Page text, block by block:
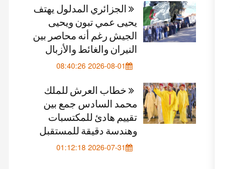
الجزائري المدلول يهتف
يحيى عمي تبون ويحيى
الجيش رغم أنه محاصر بين
النيران والغائط والأزبال
2026-08-01 08:40:26
خطاب العرش للملك
محمد السادس جمع بين
تقييم هادئ للمكتسبات
وهندسة دقيقة للمستقبل
2026-07-31 01:12:18